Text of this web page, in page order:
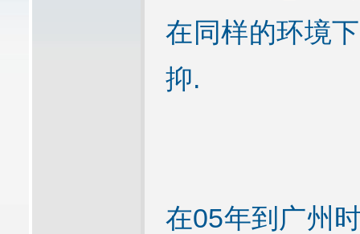
在同样的环境
抑.
在05年到广州